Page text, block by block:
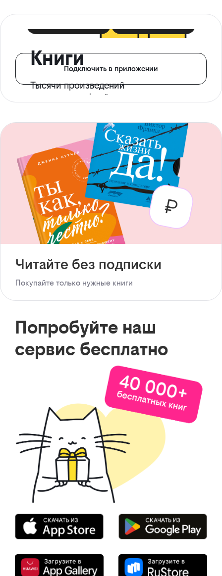
Книги
Тысячи произведений
с доступом офлайн
Подключить в приложении
Читайте без подписки
Покупайте только нужные книги
Попробуйте наш
сервис бесплатно